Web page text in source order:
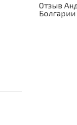
Отзыв
Болгарии